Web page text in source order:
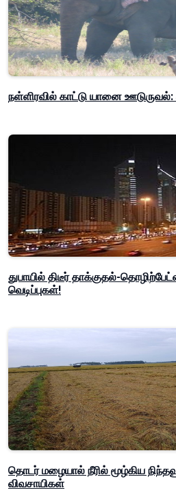
நள்ளிரவில் காட்டு யானை ஊடுருவல்:
துபாயில் திடீர் தாக்குதல்-
வெடிப்புகள்!
தொடர் மழையால் நீரில் மூழ்கிய
விவசாயிகள்